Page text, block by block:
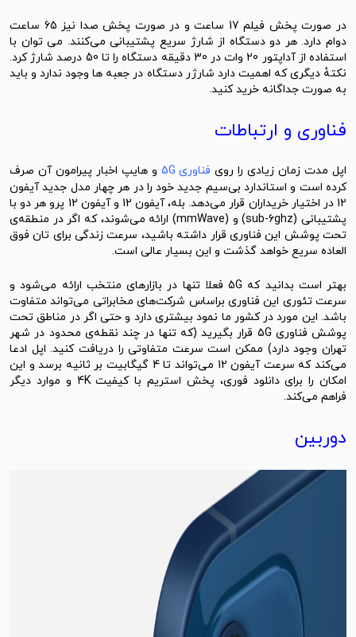
در صورت پخش فیلم 17 ساعت و در صورت پخش صدا نیز 65 ساعت
دوام دارد. هر دو دستگاه از شارژ سریع پشتیبانی می‌کنند. می توان با
استفاده از آداپتور 20 وات در 30 دقیقه دستگاه را تا 50 درصد شارژ کرد.
نکتهٔ دیگری که اهمیت دارد شارژر دستگاه در جعبه ها وجود ندارد و باید
به صورت جداگانه خرید کنید.
فناوری و ارتباطات
اپل مدت زمان زیادی را رویفناوری 5G
و هایپ اخبار پیرامون آن صرف
کرده است و استاندارد بی‌سیم جدید خود را در هر چهار مدل جدید آیفون
12 در اختیار خریداران قرار می‌دهد. بله، آیفون 12 و آیفون 12 پرو هر دو با
پشتیبانی (sub-6ghz) و (mmWave) ارائه می‌شوند، که اگر در منطقه‌ی
تحت پوشش این فناوری قرار داشته باشید، سرعت زندگی برای ‌تان فوق
‌العاده سریع خواهد گذشت و این بسیار عالی است.
بهتر است بدانید که 5G فعلا تنها در بازارهای منتخب ارائه می‌شود و
سرعت تئوری این فناوری براساس شرکت‌های مخابراتی می‌تواند متفاوت
باشد. این مورد در کشور ما نمود بیشتری دارد و حتی اگر در مناطق تحت
پوشش فناوری 5G قرار بگیرید (که تنها در چند نقطه‌ی محدود در شهر
تهران وجود دارد) ممکن است سرعت متفاوتی را دریافت کنید. اپل ادعا
می‌کند که سرعت آیفون 12 می‌تواند تا 4 گیگابیت بر ثانیه برسد و این
امکان را برای دانلود فوری، پخش استریم با کیفیت 4K و موارد دیگر
فراهم می‌کند.
دوربین